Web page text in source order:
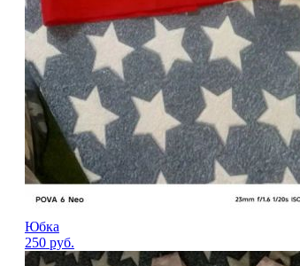
Юбка
250 руб.